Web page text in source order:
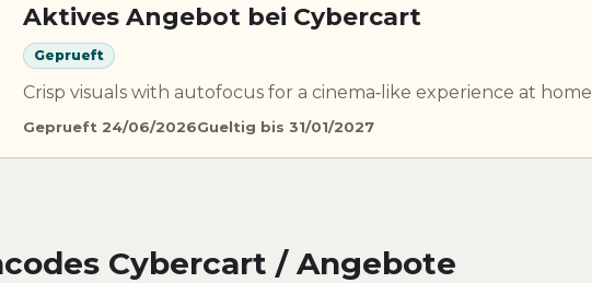
Aktives Angebot bei Cybercart
Geprueft
Crisp visuals with autofocus for a cinema‑like experience at home
Geprueft 24/06/2026Gueltig bis 31/01/2027
Cybercart / Angebote